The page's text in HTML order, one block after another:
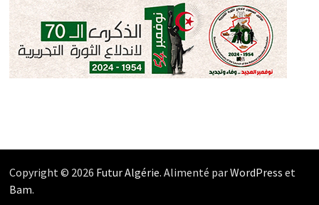
Copyright © 2026 Futur Algérie. Alimenté parWordPress et
Bam.